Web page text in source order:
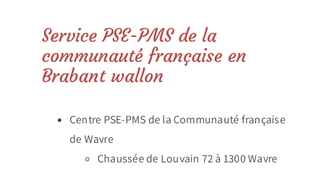
Service PSE-PMS de la
communauté française en
Brabant wallon
Centre PSE-PMS de la Communauté française
de Wavre
Chaussée de Louvain 72 à 1300 Wavre